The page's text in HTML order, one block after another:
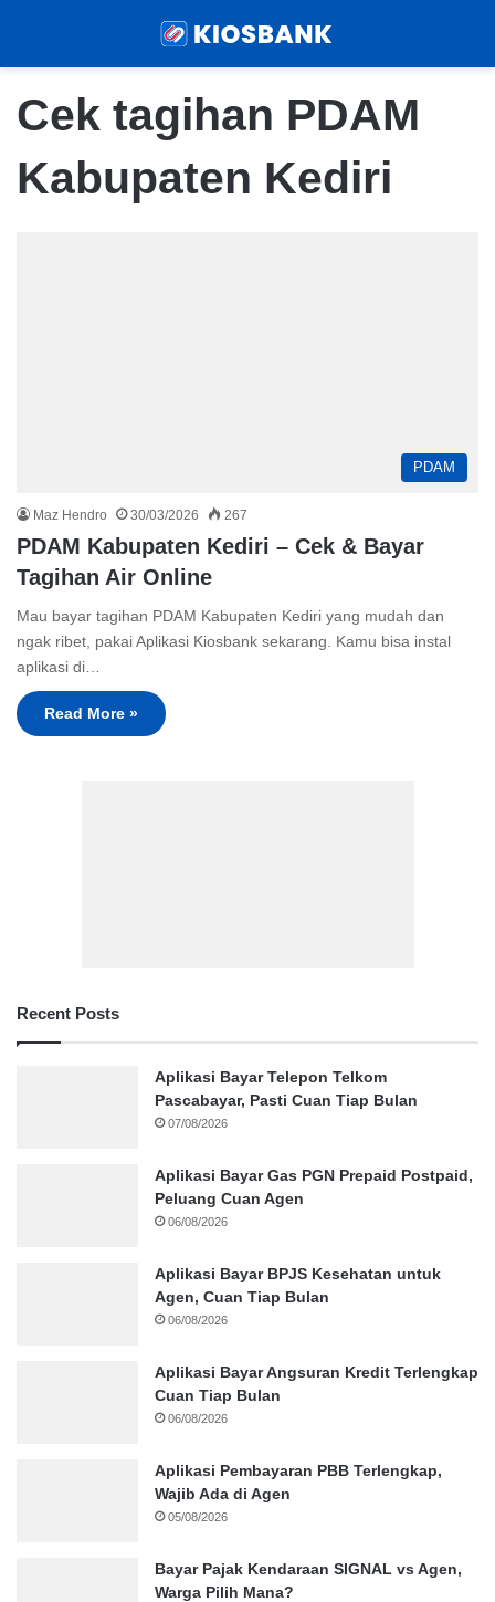
Cek tagihan PDAM
Kabupaten Kediri
PDAM
Maz Hendro 30/03/2026 267
PDAM Kabupaten Kediri – Cek & Bayar
Tagihan Air Online
Mau bayar tagihan PDAM Kabupaten Kediri yang mudah dan
ngak ribet, pakai Aplikasi Kiosbank sekarang. Kamu bisa instal
aplikasi di…
Read More »
Recent Posts
Aplikasi Bayar Telepon Telkom
Pascabayar, Pasti Cuan Tiap Bulan
07/08/2026
Aplikasi Bayar Gas PGN Prepaid Postpaid,
Peluang Cuan Agen
06/08/2026
Aplikasi Bayar BPJS Kesehatan untuk
Agen, Cuan Tiap Bulan
06/08/2026
Aplikasi Bayar Angsuran Kredit Terlengkap
Cuan Tiap Bulan
06/08/2026
Aplikasi Pembayaran PBB Terlengkap,
Wajib Ada di Agen
05/08/2026
Bayar Pajak Kendaraan SIGNAL vs Agen,
Warga Pilih Mana?